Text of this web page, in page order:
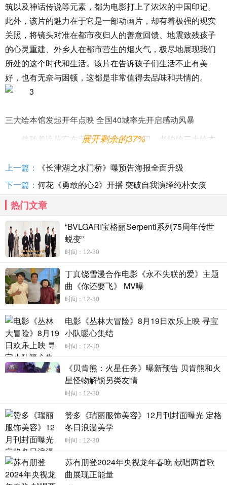
筑以及神话传说等元素，都为电影打上了浓浓的中国印记。
此外，该片的魅力在于它是一部动画片，却有着极强的现实
关照，将镜头对准在都市夜归人的善意回馈、地震致残孩子
的心灵重建、外乡人在都市营生的烟火气，极尽地展现我们
所处的这个时代和生活。该片在告诉孩子们生活不止有美
好，也有无奈与困顿，这都是非常值得去品味和共情的。
三大绘本馆发起开年点映 全国40城率先开启感动风暴
伴随着该片宣布定档，壹蓓子、悠贝、老约翰三大绘本
在全国40个城市邀请影迷鲜观影《向着明亮那方》。相信该
片一定可以让观众静下心来欣赏内心的温柔，欣赏人生的多
样，欣赏当下生活中平凡的微光，欣赏困顿坚守中不灭的希
望，欣赏那一曲曲永恒的爱与美的赞歌，尽情感受这场童年
宝藏掀起的感动风暴。
照亮童年，为爱发光！电影《向着明亮那方》以爱为轴，从
不同视角讲述“我和我的童年”。伴随着影片陆续展映，也收获
了影迷一众好评，“惊喜”“治愈”“感动”成了该片口碑的高频词
系、手足之情，均具有普世性，让一些长期被大家所忽视的
东西在银幕上绽发出光芒，让我们的内心被温暖和治愈的力
量照亮，唤起了全民心底关于童年最深处的情感共鸣。
动画电影《向着明亮那方》由上海本来影业有限公司、上海
黄豆网络科技有限公司、优扬（天津）动漫文化传媒有限公
司、北京凯声文化传媒有限责任公司、叁伍锄（厦门）科技
教育有限公司出品。该片获得樊登、凯叔等联袂推荐，让我
们1月15日和孩子实现“童年的交汇”吧！
展开剩余的37%
上一篇：
《长津湖之水门桥》曝预告海报全面升级
下一篇： 何花《勇敢的心2》开播 突破自我演绎纯朴女孩
热门文章
“BVLGARI宝格丽Serpenti系列75周年传世
蜕变”
时间：12-30
丁真饶雪漫合作电影《永不失联的爱》主题
曲《你还要飞》 MV曝
时间：12-30
电影《丛林大冒险》8月19日欢乐上映 寻宝
小队暖心集结
时间：12-30
《贝肯熊：火星任务》曝新预告 贝肯熊和火
星怪物解锁另类友情
时间：12-30
赞多《瑞丽服饰美容》12月刊封面曝光 定格
冬日浪漫美学
时间：12-30
苏有朋登2024年央视龙年春晚 献唱两首歌
曲展现正能量